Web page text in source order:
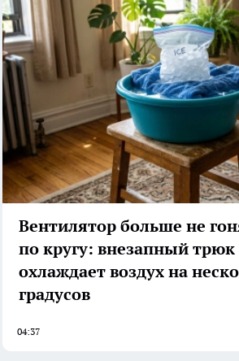
Вентилятор больше не
по кругу: внезапный трюк
охлаждает воздух на
градусов
04:37